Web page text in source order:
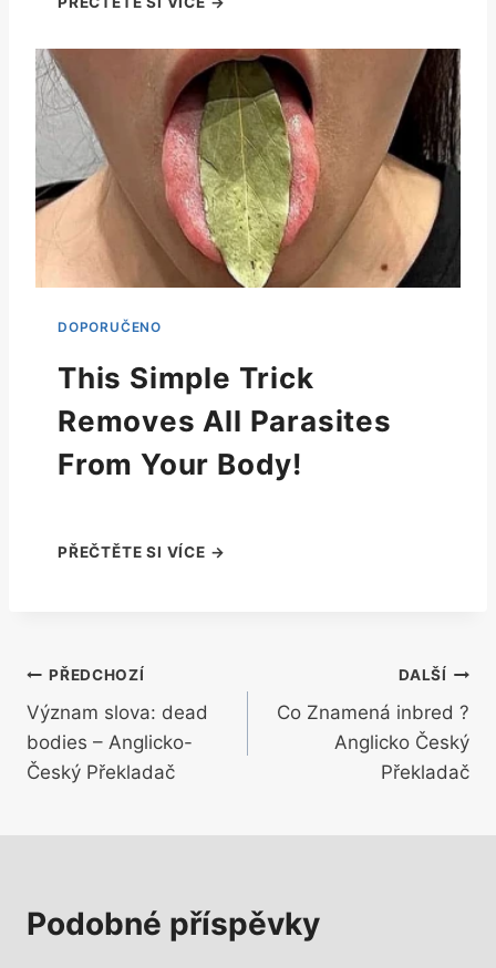
This Simple Trick
Removes All Parasites
From Your Body!
Navigace
pro
příspěvek
PŘEDCHOZÍ
Význam slova: dead
bodies – Anglicko-
Český Překladač
DALŠÍ
Co Znamená inbred ?
Anglicko Český
Překladač
Podobné příspěvky